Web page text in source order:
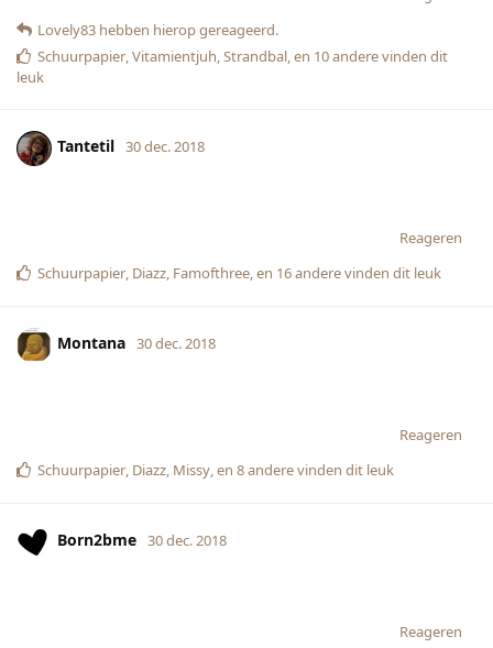
Lovely83 hebben hierop gereageerd.
Schuurpapier Vitamientjuh Strandbal , en 10anderevinden dit
leuk
Tantetil 30 dec. 2018
Reageren
Schuurpapier Diazz Famofthree , en 16anderevinden dit leuk
Montana 30 dec. 2018
Reageren
Schuurpapier Diazz Missy , en 8anderevinden dit leuk
Born2bme 30 dec. 2018
Reageren